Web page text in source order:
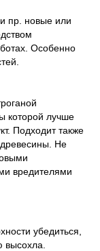
пр. новые или
Особенно
которой лучше
Подходит также
Не
вредителями
убедиться,
высохла.